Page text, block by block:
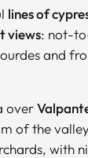
lines of
views: not-
and
over
of the
with